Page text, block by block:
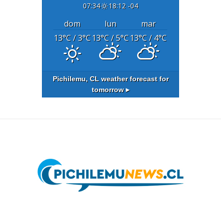
07:34 18:12 -04
dom lun
mar
13°C/ 3°C13°C/ 5°C13°C/ 4°C
Pichilemu, CL weather forecast for
tomorrow ▸